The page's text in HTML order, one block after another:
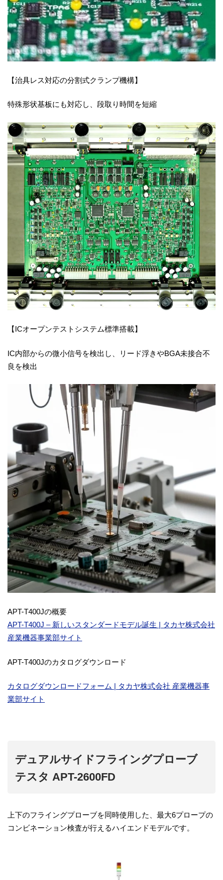
【治具レス対応の分割式クランプ機構】
特殊形状基板にも対応し、段取り時間を短縮
【ICオープンテストシステム標準搭載】
IC内部からの微小信号を検出し、リード浮きやBGA未接合不
良を検出
APT-T400Jの概要
APT-T400J – 新しいスタンダードモデル誕生 | タカヤ株式会社
産業機器事業部サイト
APT-T400Jのカタログダウンロード
カタログダウンロードフォーム | タカヤ株式会社 産業機器事
業部サイト
デュアルサイドフライングプローブ
テスタ APT-2600FD
上下のフライングプローブを同時使用した、最大6プロープの
コンビネーション検査が行えるハイエンドモデルです。